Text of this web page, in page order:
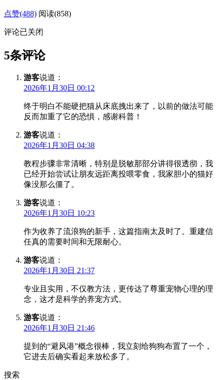
点赞(488) 阅读(858)
评论已关闭
5条评论
游客说道：
2026年1月30日 00:12
终于明白不能硬把猫从床底拽出来了，以前的做法可能
反而加重了它的恐惧，感谢科普！
游客说道：
2026年1月30日 04:38
教程步骤非常清晰，特别是脱敏那部分讲得很透彻，我
已经开始尝试让朋友远距离投喂零食，我家胆小的猫好
像没那么僵了。
游客说道：
2026年1月30日 10:23
作为收养了流浪狗的新手，这篇指南太及时了。重建信
任真的需要时间和无限耐心。
游客说道：
2026年1月30日 21:37
专业且实用，不仅教方法，更传达了尊重宠物心理的理
念，这才是科学的养宠方式。
游客说道：
2026年1月30日 21:46
提到的“避风港”概念很棒，我立刻给狗狗布置了一个，
它进去后确实看起来放松多了。
搜索